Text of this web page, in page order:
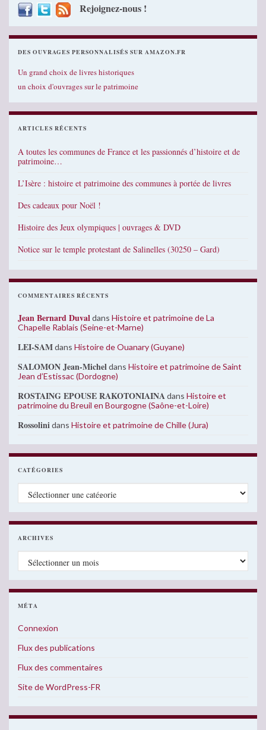
Rejoignez-nous !
DES OUVRAGES PERSONNALISÉS SUR AMAZON.FR
Un grand choix de livres historiques
un choix d'ouvrages sur le patrimoine
ARTICLES RÉCENTS
A toutes les communes de France et les passionnés d’histoire et de
patrimoine…
L’Isère : histoire et patrimoine des communes à portée de livres
Des cadeaux pour Noël !
Histoire des Jeux olympiques | ouvrages & DVD
Notice sur le temple protestant de Salinelles (30250 – Gard)
COMMENTAIRES RÉCENTS
Jean Bernard Duvaldans Histoire et patrimoine de La
Chapelle Rablais (Seine-et-Marne)
LEI-SAMdans Histoire de Ouanary (Guyane)
SALOMON Jean-Micheldans Histoire et patrimoine de Saint
Jean d’Estissac (Dordogne)
ROSTAING EPOUSE RAKOTONIAINAdans Histoire et
patrimoine du Breuil en Bourgogne (Saône-et-Loire)
Rossolinidans Histoire et patrimoine de Chille (Jura)
CATÉGORIES
Catégories
ARCHIVES
Archives
MÉTA
Connexion
Flux des publications
Flux des commentaires
Site de WordPress-FR